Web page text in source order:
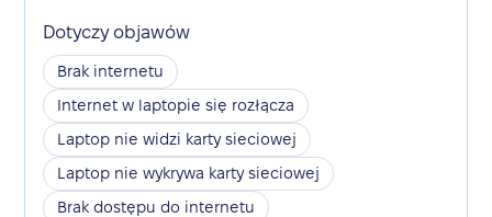
Dotyczy objawów
Brak internetu
Internet w laptopie się rozłącza
Laptop nie widzi karty sieciowej
Laptop nie wykrywa karty sieciowej
Brak dostępu do internetu